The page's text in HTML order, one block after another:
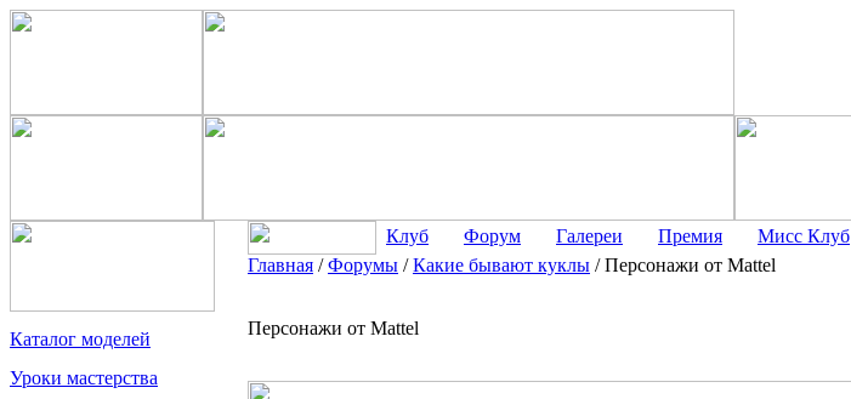
Каталог моделей
Уроки мастерства
Клуб Форум Галереи Премия Мисс Клуб
Главная /Форумы /Какие бывают куклы /Персонажи от Mattel
Персонажи от Mattel